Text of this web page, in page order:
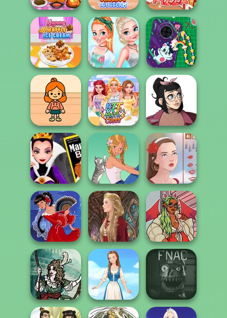
Cooking Korean
Lesson
Yummy Churros
Ice Cream
Yummy Super
Pizza
Yummy Waffle
Ice Cream
Princesses
Cooking
Challenge:...
DIY Phone Case
Shop
TB Avataria Life
Girl
BFF Math Class
Casual Icon
Maker
Evil Queen's
Revenge
A Girl And Her Pet Portrait Maker
Flamenco Dancer Medieval Doll https://www.dolldivine.com/